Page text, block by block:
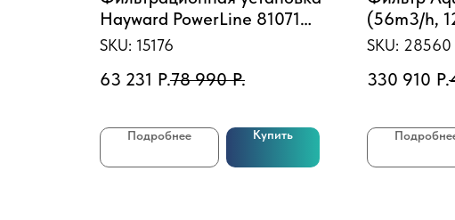
Hayward PowerLine 81071
(D511)
SKU: 15176
63 231 Р.78 990 Р.
Подробнее Купить
(56m3/h,
90mm,
SKU: 28560
330 910 Р.